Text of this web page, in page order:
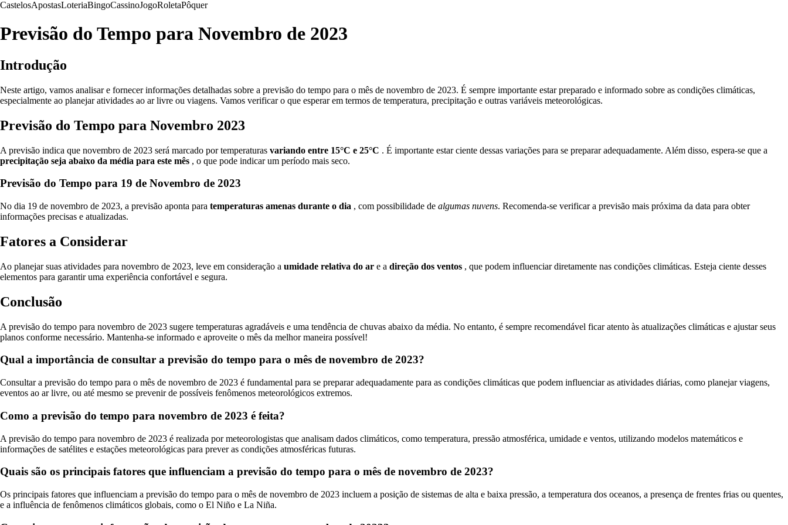
CastelosApostasLoteriaBingoCassinoJogoRoletaPôquer
Previsão do Tempo para Novembro de 2023
Introdução
Neste artigo, vamos analisar e fornecer informações detalhadas sobre a previsão do tempo para o mês de novembro de 2023. É sempre importante estar preparado e informado sobre as condições climáticas,
especialmente ao planejar atividades ao ar livre ou viagens. Vamos verificar o que esperar em termos de temperatura, precipitação e outras variáveis meteorológicas.
Previsão do Tempo para Novembro 2023
A previsão indica que novembro de 2023 será marcado por temperaturas variando entre 15°C e 25°C . É importante estar ciente dessas variações para se preparar adequadamente. Além disso, espera-se que a
precipitação seja abaixo da média para este mês , o que pode indicar um período mais seco.
Previsão do Tempo para 19 de Novembro de 2023
No dia 19 de novembro de 2023, a previsão aponta para temperaturas amenas durante o dia , com possibilidade de algumas nuvens. Recomenda-se verificar a previsão mais próxima da data para obter
informações precisas e atualizadas.
Fatores a Considerar
Ao planejar suas atividades para novembro de 2023, leve em consideração a umidade relativa do ar e a direção dos ventos , que podem influenciar diretamente nas condições climáticas. Esteja ciente desses
elementos para garantir uma experiência confortável e segura.
Conclusão
A previsão do tempo para novembro de 2023 sugere temperaturas agradáveis e uma tendência de chuvas abaixo da média. No entanto, é sempre recomendável ficar atento às atualizações climáticas e ajustar seus
planos conforme necessário. Mantenha-se informado e aproveite o mês da melhor maneira possível!
Qual a importância de consultar a previsão do tempo para o mês de novembro de 2023?
Consultar a previsão do tempo para o mês de novembro de 2023 é fundamental para se preparar adequadamente para as condições climáticas que podem influenciar as atividades diárias, como planejar viagens,
eventos ao ar livre, ou até mesmo se prevenir de possíveis fenômenos meteorológicos extremos.
Como a previsão do tempo para novembro de 2023 é feita?
A previsão do tempo para novembro de 2023 é realizada por meteorologistas que analisam dados climáticos, como temperatura, pressão atmosférica, umidade e ventos, utilizando modelos matemáticos e
informações de satélites e estações meteorológicas para prever as condições atmosféricas futuras.
Quais são os principais fatores que influenciam a previsão do tempo para o mês de novembro de 2023?
Os principais fatores que influenciam a previsão do tempo para o mês de novembro de 2023 incluem a posição de sistemas de alta e baixa pressão, a temperatura dos oceanos, a presença de frentes frias ou quentes,
e a influência de fenômenos climáticos globais, como o El Niño e La Niña.